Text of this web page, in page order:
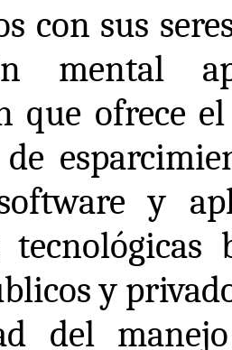
con sus
mental
que ofrece
de
y
tecnológicas
y
del